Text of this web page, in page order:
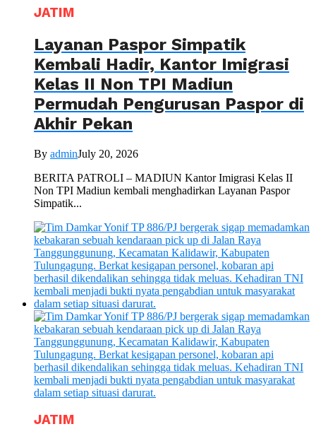
JATIM
Layanan Paspor Simpatik
Kembali Hadir, Kantor Imigrasi
Kelas II Non TPI Madiun
Permudah Pengurusan Paspor di
Akhir Pekan
By adminJuly 20, 2026
BERITA PATROLI – MADIUN Kantor Imigrasi Kelas II
Non TPI Madiun kembali menghadirkan Layanan Paspor
Simpatik...
JATIM